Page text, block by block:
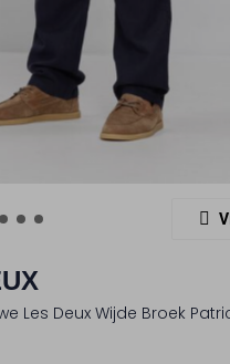
Les Deux Wijde Broek